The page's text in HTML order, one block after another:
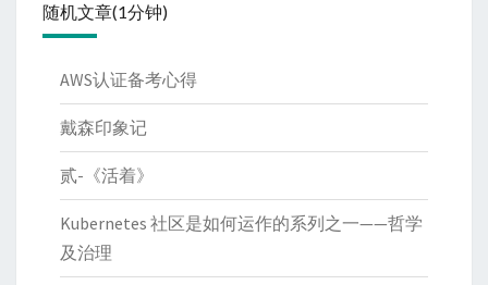
随机文章(1分钟)
AWS认证备考心得
戴森印象记
贰-《活着》
Kubernetes 社区是如何运作的系列之一——哲学
及治理